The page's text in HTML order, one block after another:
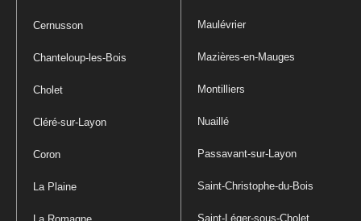
Cernusson
Chanteloup-les-Bois
Cholet
Cléré-sur-Layon
Coron
La Plaine
Maulévrier
Mazières-en-Mauges
Montilliers
Nuaillé
Passavant-sur-Layon
Saint-Christophe-du-Bois
Saint-Léger-sous-Cholet